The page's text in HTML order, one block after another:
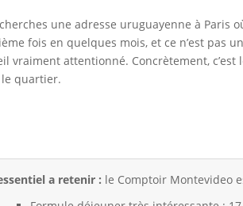
une adresse uruguayenne à Paris
fois en quelques mois, et ce n’est pas
vraiment attentionné. Concrètement,
quartier.
a retenir : le Comptoir Montevideo